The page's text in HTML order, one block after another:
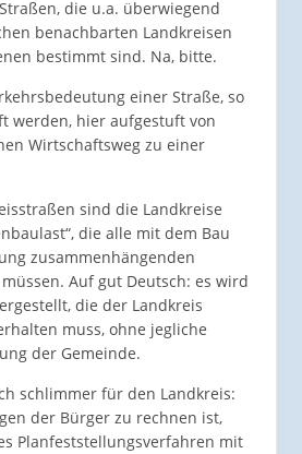
die u.a. überwiegend
benachbarten Landkreisen
bestimmt sind. Na, bitte.
einer Straße, so
werden, hier aufgestuft von
Wirtschaftsweg zu einer
sind die Landkreise
die alle mit dem Bau
zusammenhängenden
Auf gut Deutsch: es wird
die der Landkreis
muss, ohne jegliche
der Gemeinde.
schlimmer für den Landkreis:
der Bürger zu rechnen ist,
Planfeststellungsverfahren mit